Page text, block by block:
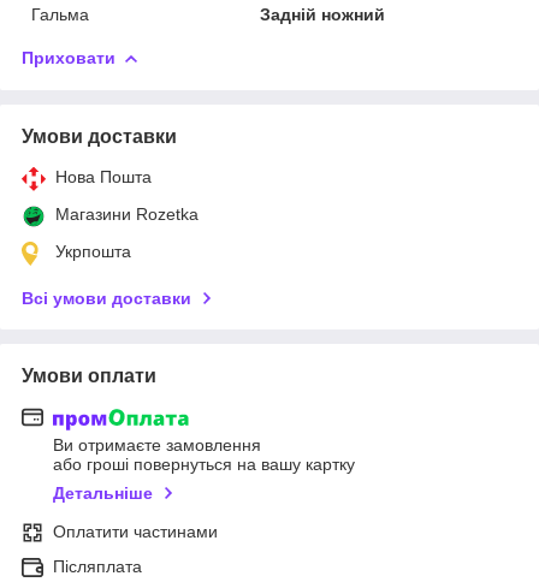
Гальма Задній ножний
Приховати
Умови доставки
Нова Пошта
Магазини Rozetka
Укрпошта
Всі умови доставки
Умови оплати
Ви отримаєте замовлення
або гроші повернуться на вашу картку
Детальніше
Оплатити частинами
Післяплата